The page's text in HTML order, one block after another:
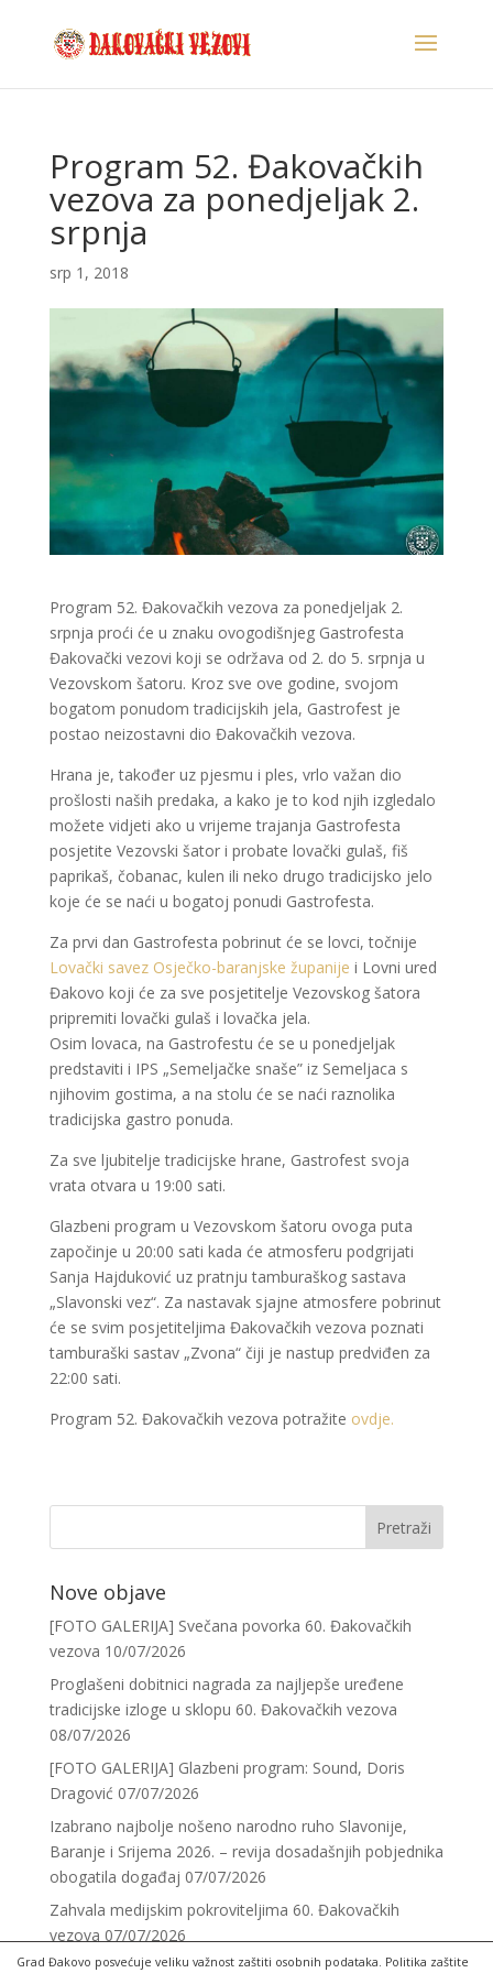
Grad Đakovo posvećuje veliku važnost zaštiti osobnih podataka. Politika zaštite
Program 52. Đakovačkih
vezova za ponedjeljak 2.
srpnja
srp 1, 2018
Program 52. Đakovačkih vezova za ponedjeljak 2.
srpnja proći će u znaku ovogodišnjeg Gastrofesta
Đakovački vezovi koji se održava od 2. do 5. srpnja u
Vezovskom šatoru. Kroz sve ove godine, svojom
bogatom ponudom tradicijskih jela, Gastrofest je
postao neizostavni dio Đakovačkih vezova.
Hrana je, također uz pjesmu i ples, vrlo važan dio
prošlosti naših predaka, a kako je to kod njih izgledalo
možete vidjeti ako u vrijeme trajanja Gastrofesta
posjetite Vezovski šator i probate lovački gulaš, fiš
paprikaš, čobanac, kulen ili neko drugo tradicijsko jelo
koje će se naći u bogatoj ponudi Gastrofesta.
Za prvi dan Gastrofesta pobrinut će se lovci, točnije
Lovački savez Osječko-baranjske županije i Lovni ured
Đakovo koji će za sve posjetitelje Vezovskog šatora
pripremiti lovački gulaš i lovačka jela.
Osim lovaca, na Gastrofestu će se u ponedjeljak
predstaviti i IPS „Semeljačke snaše” iz Semeljaca s
njihovim gostima, a na stolu će se naći raznolika
tradicijska gastro ponuda.
Za sve ljubitelje tradicijske hrane, Gastrofest svoja
vrata otvara u 19:00 sati.
Glazbeni program u Vezovskom šatoru ovoga puta
započinje u 20:00 sati kada će atmosferu podgrijati
Sanja Hajduković uz pratnju tamburaškog sastava
„Slavonski vez“. Za nastavak sjajne atmosfere pobrinut
će se svim posjetiteljima Đakovačkih vezova poznati
tamburaški sastav „Zvona“ čiji je nastup predviđen za
22:00 sati.
Program 52. Đakovačkih vezova potražite ovdje.
Nove objave
[FOTO GALERIJA] Svečana povorka 60. Đakovačkih
vezova 10/07/2026
Proglašeni dobitnici nagrada za najljepše uređene
tradicijske izloge u sklopu 60. Đakovačkih vezova
08/07/2026
[FOTO GALERIJA] Glazbeni program: Sound, Doris
Dragović 07/07/2026
Izabrano najbolje nošeno narodno ruho Slavonije,
Baranje i Srijema 2026. – revija dosadašnjih pobjednika
obogatila događaj 07/07/2026
Zahvala medijskim pokroviteljima 60. Đakovačkih
vezova 07/07/2026